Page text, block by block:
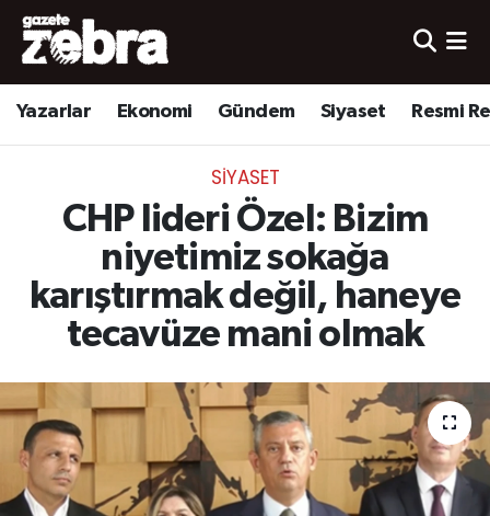
Yazarlar Ekonomi Gündem Siyaset Resmi
SIYASET
CHP lideri Özel: Bizim
niyetimiz sokağa
karıştırmak değil, haneye
tecavüze mani olmak
Yazarlar
Ekonomi
Yerel
Spor
Nöbetçi Eczaneler
Hava Durumu
Süper Lig Puan Durumu ve Fikstür
Tüm Manşetler
Haber Arşivi